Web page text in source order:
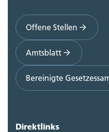
Offene Stellen
Amtsblatt
Bereinigte
Direktlinks